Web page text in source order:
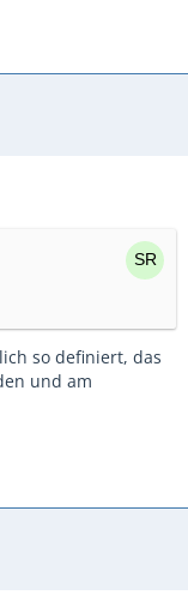
so definiert, das
und am